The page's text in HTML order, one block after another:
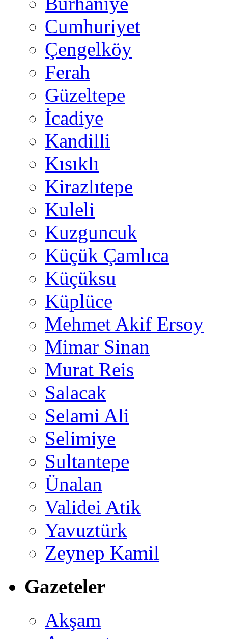
Cumhuriyet
Çengelköy
Ferah
Güzeltepe
İcadiye
Kandilli
Kısıklı
Kirazlıtepe
Kuleli
Kuzguncuk
Küçük Çamlıca
Küçüksu
Küplüce
Mehmet Akif Ersoy
Mimar Sinan
Murat Reis
Salacak
Selami Ali
Selimiye
Sultantepe
Ünalan
Validei Atik
Yavuztürk
Zeynep Kamil
Gazeteler
Akşam